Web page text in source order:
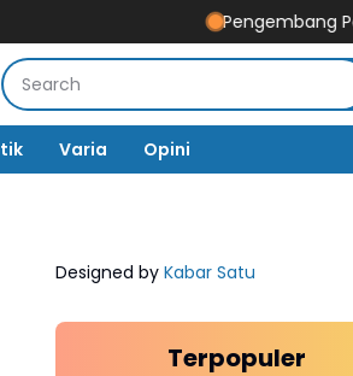
Pengembang
Varia Opini
Designed by Kabar Satu
Terpopuler